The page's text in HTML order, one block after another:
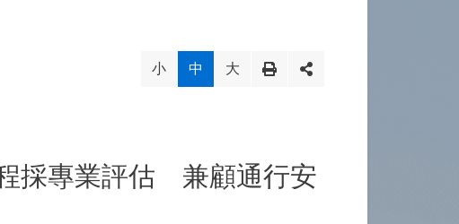
小 中 大
採專業評估 兼顧通行安